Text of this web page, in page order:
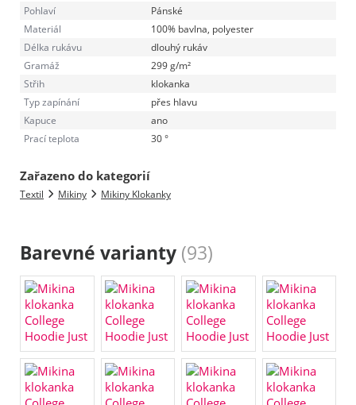
Pohlaví
Pánské
Materiál
100% bavlna, polyester
Délka rukávu
dlouhý rukáv
Gramáž
299 g/m²
Střih
klokanka
Typ zapínání
přes hlavu
Kapuce
ano
Prací teplota
30 °
Zařazeno do kategorií
Textil Mikiny Mikiny Klokanky
Barevné varianty (93)